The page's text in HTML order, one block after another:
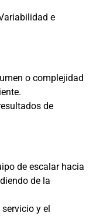
e
o complejidad
de
de escalar hacia
de la
y el